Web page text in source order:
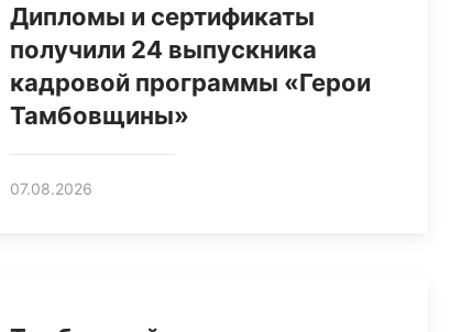
Дипломы и сертификаты
получили 24 выпускника
кадровой программы «Герои
Тамбовщины»
07.08.2026